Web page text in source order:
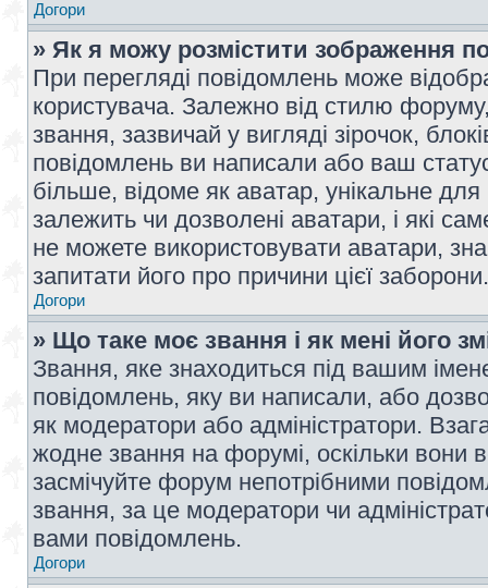
Догори
» Як я можу розмістити зображення
При перегляді повідомлень може
користувача. Залежно від стилю
звання, зазвичай у вигляді зірочок,
повідомлень ви написали або ваш
більше, відоме як аватар, унікальне
залежить чи дозволені аватари, і які
не можете використовувати аватари,
запитати його про причини цієї заборони.
Догори
» Що таке моє звання і як мені його
Звання, яке знаходиться під вашим
повідомлень, яку ви написали, або
як модератори або адміністратори.
жодне звання на форумі, оскільки вони
засмічуйте форум непотрібними
звання, за це модератори чи
вами повідомлень.
Догори